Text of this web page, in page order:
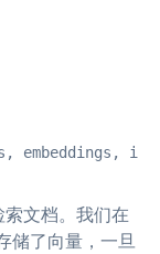
embeddings,
文档。我们在
储了向量，一旦